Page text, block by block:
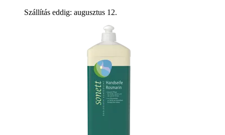
Szállítás eddig: augusztus 12.